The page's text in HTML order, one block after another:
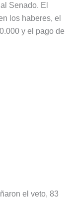
Senado. El
los haberes, el
y el pago de
el veto, 83